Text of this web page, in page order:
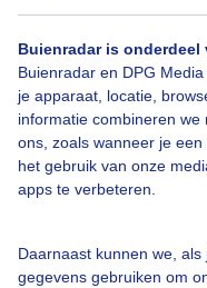
Buienradar is onderdeel
Buienradar en DPG
je apparaat, locatie,
informatie combineren
ons, zoals wanneer je
het gebruik van onze
apps te verbeteren.
Daarnaast kunnen we,
gegevens gebruiken om
Bekijk slideshow